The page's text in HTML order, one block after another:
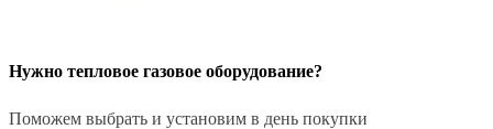
Нужно тепловое газовое оборудование?
Поможем выбрать и установим в день покупки